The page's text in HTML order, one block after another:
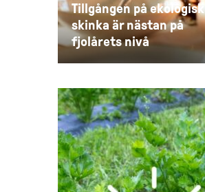
Tillgången på ekologisk
skinka är nästan på
fjolårets nivå